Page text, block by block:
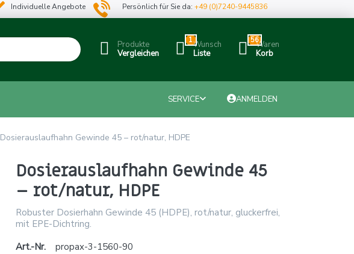
Individuelle Angebote Persönlich für Sie da:+49 (0)7240-9445836
Produkte
Vergleichen
1Wunsch
Liste
56Waren
Korb
SERVICE ANMELDEN
Dosierauslaufhahn Gewinde 45 – rot/natur, HDPE
Dosierauslaufhahn Gewinde 45
– rot/natur, HDPE
Robuster Dosierhahn Gewinde 45 (HDPE), rot/natur, gluckerfrei,
mit EPE-Dichtring.
Art.-Nr.
propax-3-1560-90